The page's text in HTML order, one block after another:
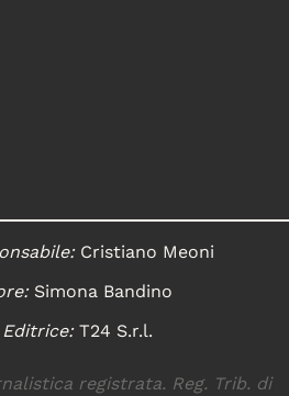
Cristiano Meoni
Simona Bandino
T24 S.r.l.
registrata. Reg. Trib. di